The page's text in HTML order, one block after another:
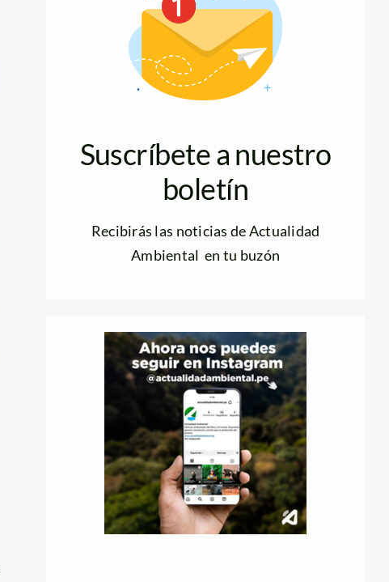
Suscríbete a nuestro
boletín
Recibirás las noticias de Actualidad
Ambiental en tu buzón